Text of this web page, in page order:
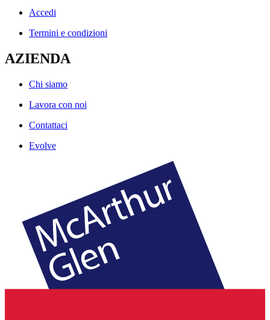
Accedi
Termini e condizioni
AZIENDA
Chi siamo
Lavora con noi
Contattaci
Evolve